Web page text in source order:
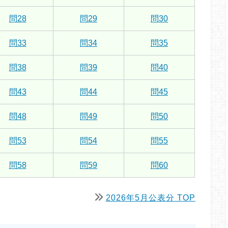
問28 問29 問30
問33 問34 問35
問38 問39 問40
問43 問44 問45
問48 問49 問50
問53 問54 問55
問58 問59 問60
2026年5月公表分 TOP